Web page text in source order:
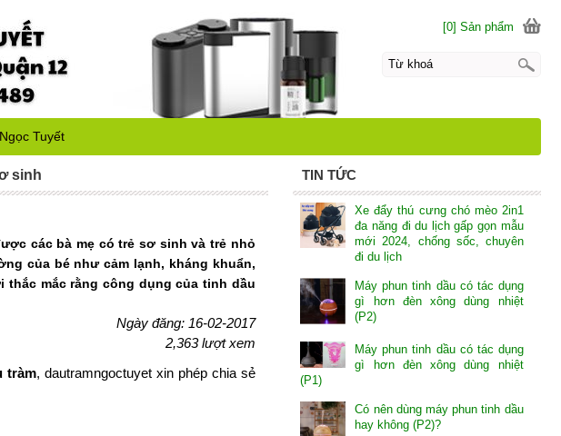
các bà mẹ có trẻ sơ sinh và trẻ nhỏ
của bé như cảm lạnh, kháng khuẩn,
mắc rằng công dụng của tinh dầu
Ngày đăng: 16-02-2017
2,363 lượt xem
tràm, dautramngoctuyet xin phép chia sẻ
sinh TIN TỨC
Xe đẩy thú cưng chó mèo 2in1
đa năng đi du lịch gấp gọn mẫu
mới 2024, chống sốc, chuyên
đi du lịch
Máy phun tinh dầu có tác dụng
gì hơn đèn xông dùng nhiệt
(P2)
Máy phun tinh dầu có tác dụng
gì hơn đèn xông dùng nhiệt
(P1)
Có nên dùng máy phun tinh dầu
hay không (P2)?
[0] Sản phẩm
Tuyết